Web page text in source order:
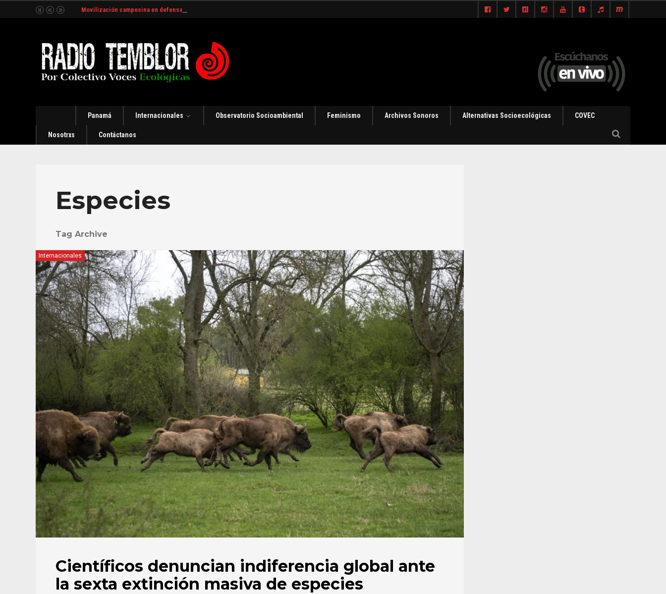
Movilización campesina en defensa del Río Indio en Panamá [Audio]
Panamá Internacionales Observatorio Socioambiental Feminismo Archivos Sonoros Alternativas Socioecológicas COVEC
Nosotrxs Contáctanos
Especies
Tag Archive
Internacionales
Científicos denuncian indiferencia global ante
la sexta extinción masiva de especies